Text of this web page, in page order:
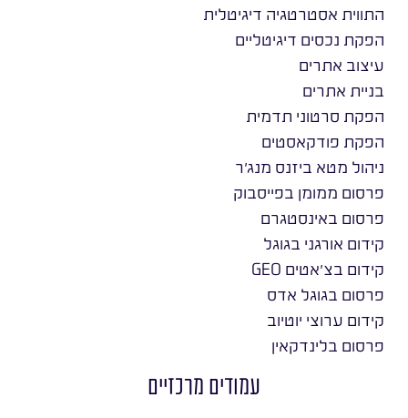
התווית אסטרטגיה דיגיטלית
הפקת נכסים דיגיטליים
עיצוב אתרים
בניית אתרים
הפקת סרטוני תדמית
הפקת פודקאסטים
ניהול מטא ביזנס מנג׳ר
פרסום ממומן בפייסבוק
פרסום באינסטגרם
קידום אורגני בגוגל
קידום בצ׳אטים GEO
פרסום בגוגל אדס
קידום ערוצי יוטיוב
פרסום בלינדקאין
עמודים מרכזיים